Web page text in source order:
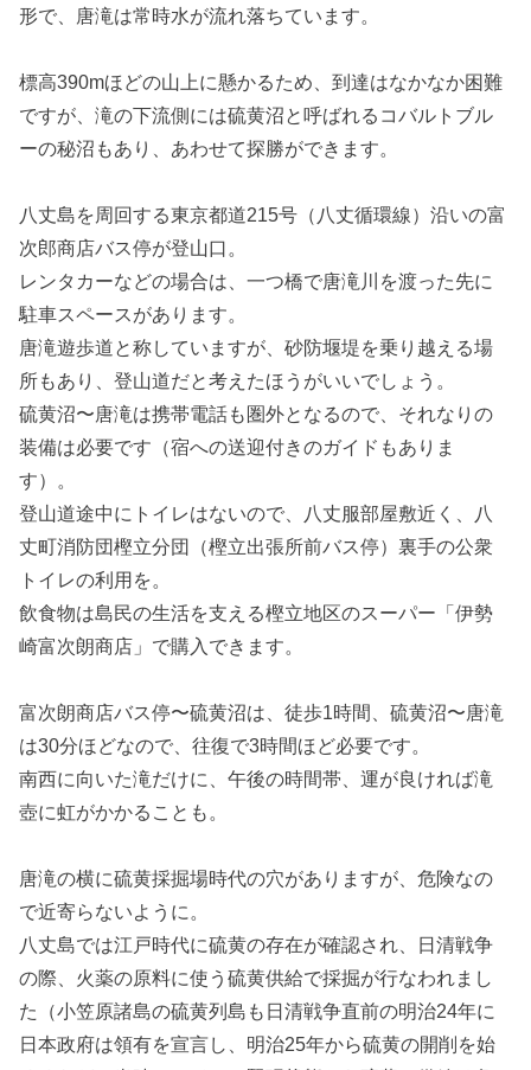
形で、唐滝は常時水が流れ落ちています。
標高390mほどの山上に懸かるため、到達はなかなか困難
ですが、滝の下流側には硫黄沼と呼ばれるコバルトブル
ーの秘沼もあり、あわせて探勝ができます。
八丈島を周回する東京都道215号（八丈循環線）沿いの富
次郎商店バス停が登山口。
レンタカーなどの場合は、一つ橋で唐滝川を渡った先に
駐車スペースがあります。
唐滝遊歩道と称していますが、砂防堰堤を乗り越える場
所もあり、登山道だと考えたほうがいいでしょう。
硫黄沼〜唐滝は携帯電話も圏外となるので、それなりの
装備は必要です（宿への送迎付きのガイドもありま
す）。
登山道途中にトイレはないので、八丈服部屋敷近く、八
丈町消防団樫立分団（樫立出張所前バス停）裏手の公衆
トイレの利用を。
飲食物は島民の生活を支える樫立地区のスーパー「伊勢
崎富次朗商店」で購入できます。
富次朗商店バス停〜硫黄沼は、徒歩1時間、硫黄沼〜唐滝
は30分ほどなので、往復で3時間ほど必要です。
南西に向いた滝だけに、午後の時間帯、運が良ければ滝
壺に虹がかかることも。
唐滝の横に硫黄採掘場時代の穴がありますが、危険なの
で近寄らないように。
八丈島では江戸時代に硫黄の存在が確認され、日清戦争
の際、火薬の原料に使う硫黄供給で採掘が行なわれまし
た（小笠原諸島の硫黄列島も日清戦争直前の明治24年に
日本政府は領有を宣言し、明治25年から硫黄の開削を始